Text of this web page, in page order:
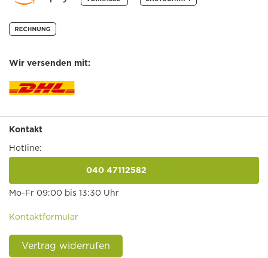
Wir versenden mit:
Kontakt
Hotline:
040 47112582
Mo-Fr 09:00 bis 13:30 Uhr
Kontaktformular
Vertrag widerrufen